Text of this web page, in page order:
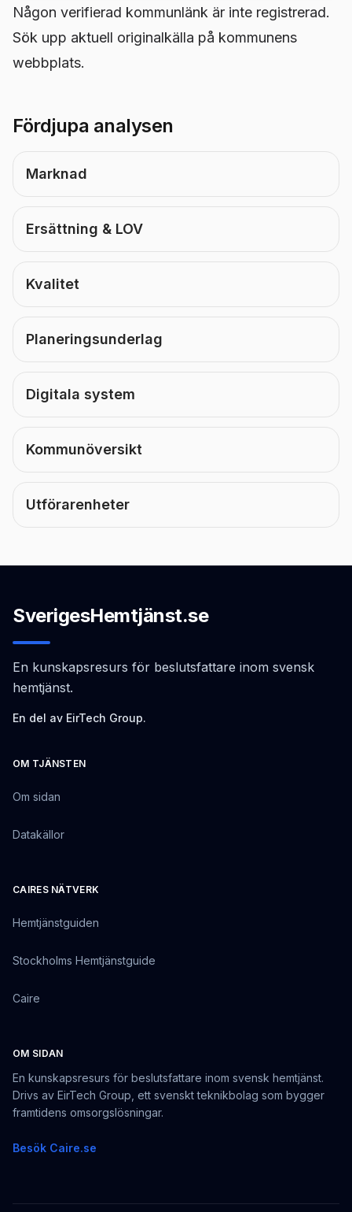
Någon verifierad kommunlänk är inte registrerad.
Sök upp aktuell originalkälla på kommunens
webbplats.
Fördjupa analysen
Marknad
Ersättning & LOV
Kvalitet
Planeringsunderlag
Digitala system
Kommunöversikt
Utförarenheter
SverigesHemtjänst.se
En kunskapsresurs för beslutsfattare inom svensk
hemtjänst.
En del av EirTech Group.
OM TJÄNSTEN
Om sidan
Datakällor
CAIRES NÄTVERK
Hemtjänstguiden
Stockholms Hemtjänstguide
Caire
OM SIDAN
En kunskapsresurs för beslutsfattare inom svensk hemtjänst.
Drivs av EirTech Group, ett svenskt teknikbolag som bygger
framtidens omsorgslösningar.
Besök Caire.se